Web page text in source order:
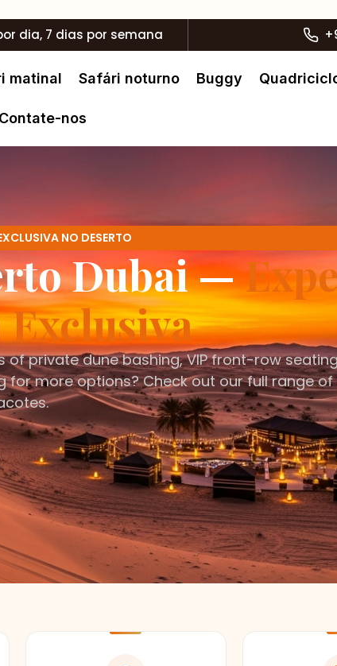
dia, 7 dias por semana
matinal Safári noturno Buggy
Contate-nos
NO DESERTO
Dubai —
private dune bashing, VIP front-row
for more options? Check out our full range of